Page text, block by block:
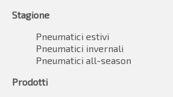
Stagione
Pneumatici estivi
Pneumatici invernali
Pneumatici all-season
Prodotti